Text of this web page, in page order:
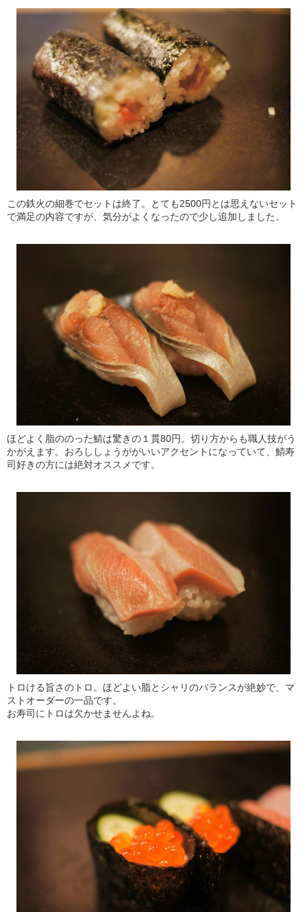
この鉄火の細巻でセットは終了。とても2500円とは思えないセット
で満足の内容ですが、気分がよくなったので少し追加しました。
ほどよく脂ののった鯖は驚きの１貫80円。切り方からも職人技がう
かがえます。おろししょうががいいアクセントになっていて、鯖寿
司好きの方には絶対オススメです。
トロける旨さのトロ。ほどよい脂とシャリのバランスが絶妙で、マ
ストオーダーの一品です。
お寿司にトロは欠かせませんよね。